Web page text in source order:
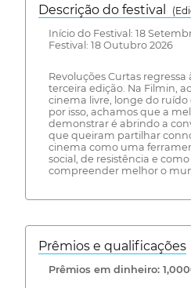
Descrição do festival
Início do Festival: 18
Festival: 18 Outubro 2026
Revoluções Curtas
terceira edição. Na Filmin,
cinema livre, longe do ruído
por isso, achamos que a
demonstrar é abrindo a
que queiram partilhar
cinema como uma
social, de resistência e
compreender melhor o
Prêmios e qualificações
Prêmios em dinheiro: